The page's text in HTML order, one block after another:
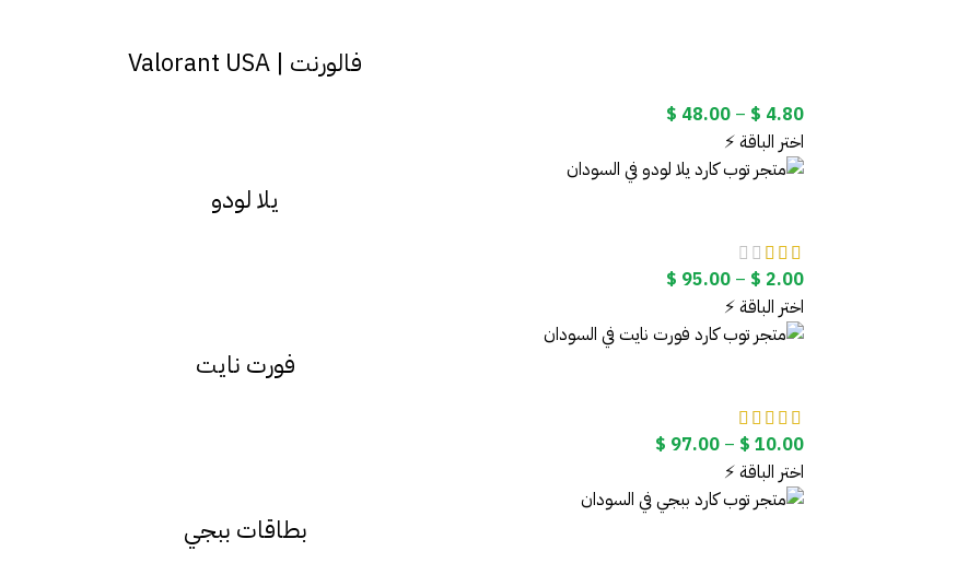
فالورنت | Valorant USA
$ 4.80
–
$ 48.00
من
اختر الباقة ⚡
يلا لودو
$ 2.00
–
$ 95.00
من
اختر الباقة ⚡
فورت نايت
$ 10.00
–
$ 97.00
من
اختر الباقة ⚡
بطاقات ببجي